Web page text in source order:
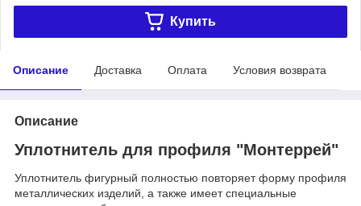
Купить
Описание Доставка Оплата Условия возврата
Описание
Уплотнитель для профиля "Монтеррей"
Уплотнитель фигурный полностью повторяет форму профиля
металлических изделий, а также имеет специальные